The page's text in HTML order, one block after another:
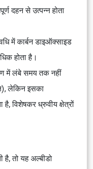
दहन से उत्पन्न होता
में कार्बन डाइऑक्साइड
होता है।
में लंबे समय तक नहीं
लेकिन इसका
है, विशेषकर ध्रुवीय क्षेत्रों
तो यह अल्बीडो